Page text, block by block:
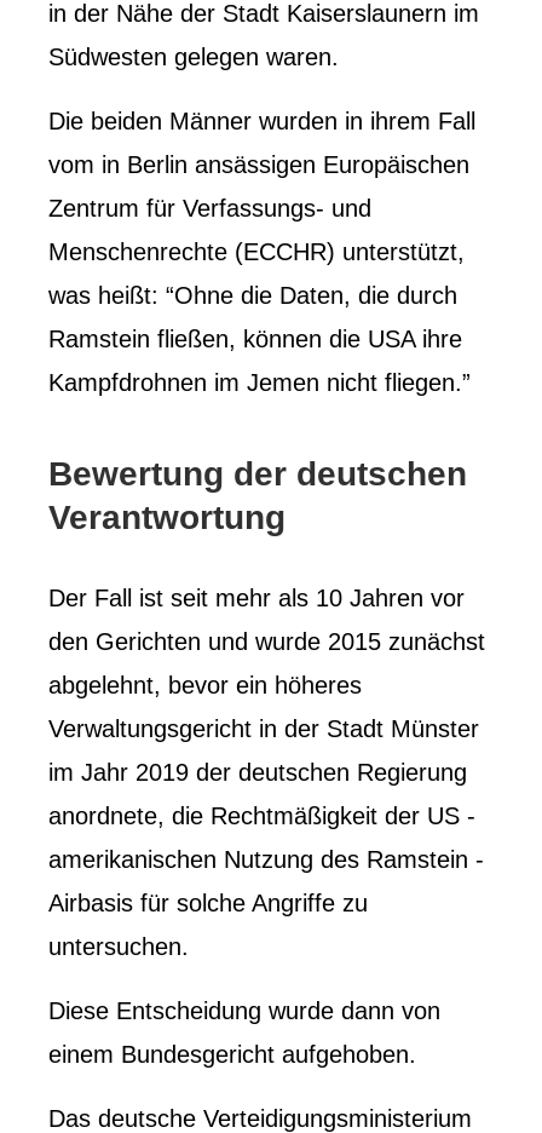
in der Nähe der Stadt Kaiserslaunern im
Südwesten gelegen waren.
Die beiden Männer wurden in ihrem Fall
vom in Berlin ansässigen Europäischen
Zentrum für Verfassungs- und
Menschenrechte (ECCHR) unterstützt,
was heißt: “Ohne die Daten, die durch
Ramstein fließen, können die USA ihre
Kampfdrohnen im Jemen nicht fliegen.”
Bewertung der deutschen
Verantwortung
Der Fall ist seit mehr als 10 Jahren vor
den Gerichten und wurde 2015 zunächst
abgelehnt, bevor ein höheres
Verwaltungsgericht in der Stadt Münster
im Jahr 2019 der deutschen Regierung
anordnete, die Rechtmäßigkeit der US -
amerikanischen Nutzung des Ramstein -
Airbasis für solche Angriffe zu
untersuchen.
Diese Entscheidung wurde dann von
einem Bundesgericht aufgehoben.
Das deutsche Verteidigungsministerium